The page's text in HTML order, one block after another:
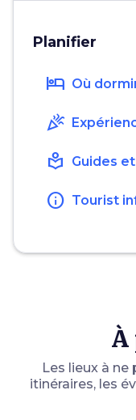
Planifier
hotel Où
celebration
local_library Guides
info Tourist
À
Les lieux à ne
itinéraires, les